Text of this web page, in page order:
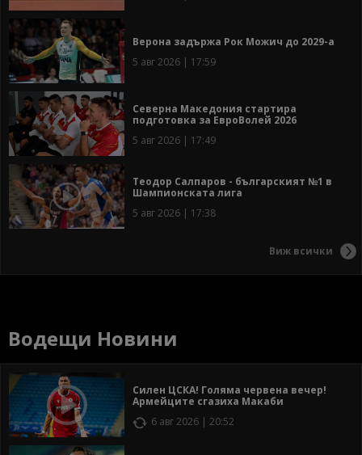
Верона задържа Рок Можич до 2029-а
5 авг 2026 | 17:59
Северна Македония стартира
подготовка за ЕвроВолей 2026
5 авг 2026 | 17:49
Теодор Салпаров - българският №1 в
Шампионската лига
5 авг 2026 | 17:38
Виж всички
Водещи Новини
Силен ЦСКА! Голяма червена вечер!
Армейците сгазиха Макаби
6 авг 2026 | 20:52